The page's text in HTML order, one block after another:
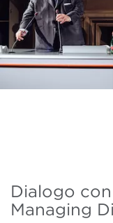
Dialogo
Managing